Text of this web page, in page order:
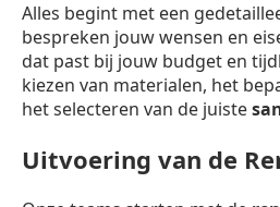
Alles begint met een
bespreken jouw wensen en
dat past bij jouw budget en
kiezen van materialen, het
het selecteren van de juiste
Uitvoering van de